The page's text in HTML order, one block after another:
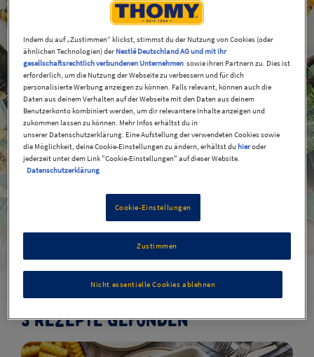
Herbstrezepte
3 Rezepte gefunden
Indem du auf „Zustimmen“ klickst, stimmst du der Nutzung von Cookies (oder
ähnlichen Technologien) der Nestlé Deutschland AG und mit ihr
gesellschaftsrechtlich verbundenen Unternehmen sowie ihren Partnern zu. Dies ist
erforderlich, um die Nutzung der Webseite zu verbessern und für dich
personalisierte Werbung anzeigen zu können. Falls relevant, können auch die
Daten aus deinem Verhalten auf der Webseite mit den Daten aus deinem
Benutzerkonto kombiniert werden, um dir relevantere Inhalte anzeigen und
zukommen lassen zu können. Mehr Infos erhältst du in
unserer Datenschutzerklärung. Eine Aufstellung der verwendeten Cookies sowie
die Möglichkeit, deine Cookie-Einstellungen zu ändern, erhältst du hieroder
jederzeit unter dem Link "Cookie-Einstellungen" auf dieser Website.
Datenschutzerklärung
Cookie-Einstellungen
Nicht essentielle Cookies ablehnen
Zustimmen